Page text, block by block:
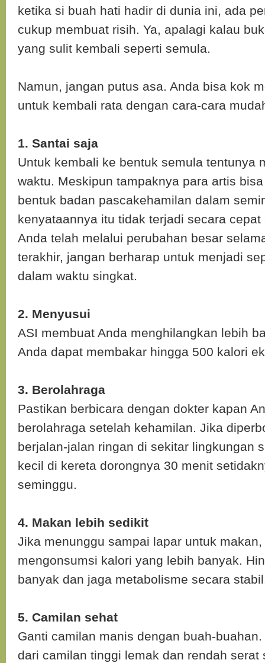
ketika si buah hati hadir di dunia ini, ada
cukup membuat risih. Ya, apalagi kalau
yang sulit kembali seperti semula.
Namun, jangan putus asa. Anda bisa kok
untuk kembali rata dengan cara-cara
1. Santai saja
Untuk kembali ke bentuk semula tentunya
waktu. Meskipun tampaknya para artis
bentuk badan pascakehamilan dalam
kenyataannya itu tidak terjadi secara
Anda telah melalui perubahan besar
terakhir, jangan berharap untuk menjadi
dalam waktu singkat.
2. Menyusui
ASI membuat Anda menghilangkan lebih
Anda dapat membakar hingga 500 kalori
3. Berolahraga
Pastikan berbicara dengan dokter kapan
berolahraga setelah kehamilan. Jika
berjalan-jalan ringan di sekitar lingkungan
kecil di kereta dorongnya 30 menit
seminggu.
4. Makan lebih sedikit
Jika menunggu sampai lapar untuk
mengonsumsi kalori yang lebih banyak.
banyak dan jaga metabolisme secara
5. Camilan sehat
Ganti camilan manis dengan buah-
dari camilan tinggi lemak dan rendah serat